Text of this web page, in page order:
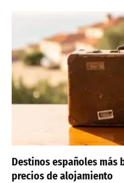
Destinos españoles más
precios de alojamiento